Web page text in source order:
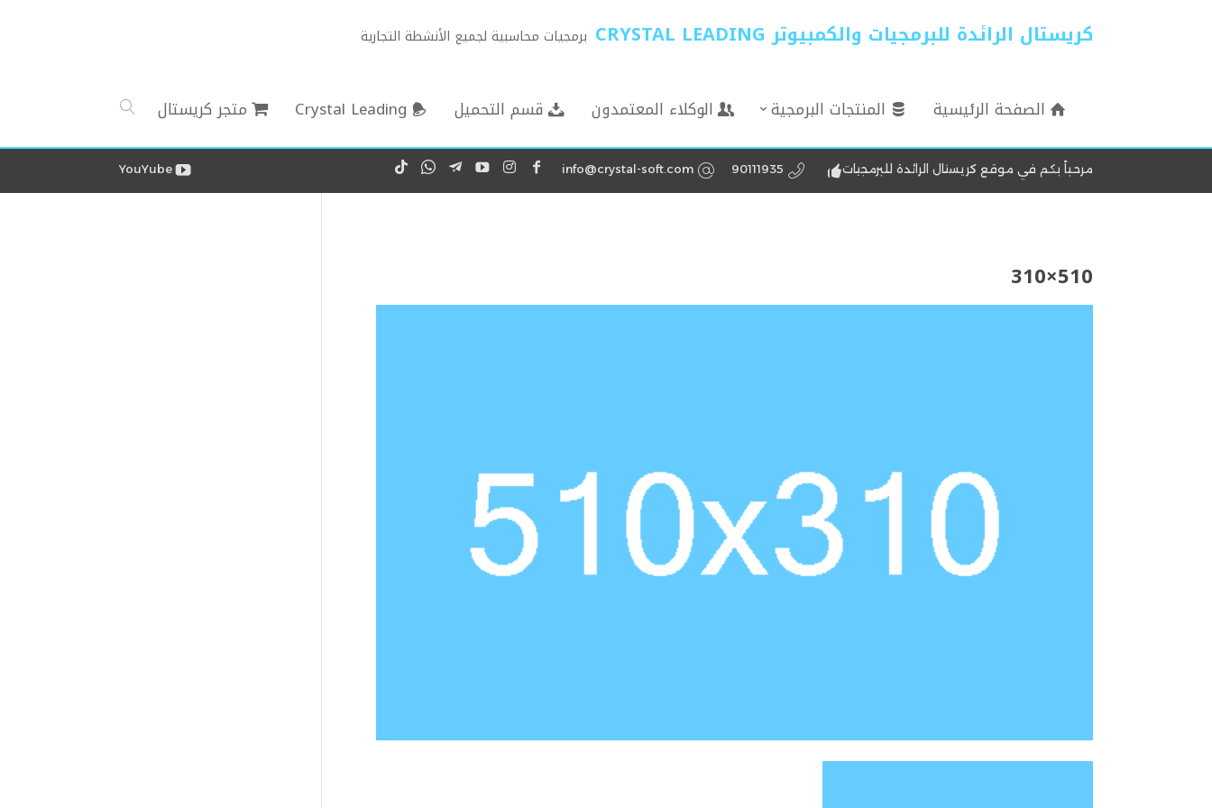
كريستال الرائدة للبرمجيات والكمبيوتر CRYSTAL LEADING برمجيات محاسبية لجميع الأنشطة التجارية
الصفحة الرئيسية المنتجات البرمجية الوكلاء المعتمدون قسم التحميل Crystal Leading متجر كريستال
مرحباً بكم في موقع كريستال الرائدة للبرمجيات 90111935
info@crystal-soft.com
YouYube
510×310